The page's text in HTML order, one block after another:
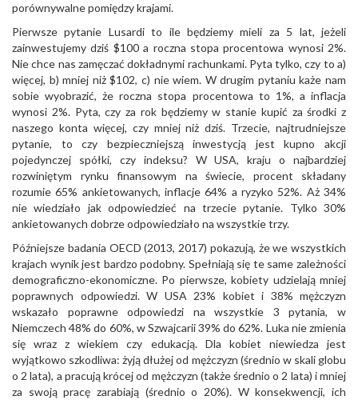
porównywalne pomiędzy krajami.
Pierwsze pytanie Lusardi to ile będziemy mieli za 5 lat, jeżeli
zainwestujemy dziś $100 a roczna stopa procentowa wynosi 2%.
Nie chce nas zamęczać dokładnymi rachunkami. Pyta tylko, czy to a)
więcej, b) mniej niż $102, c) nie wiem. W drugim pytaniu każe nam
sobie wyobrazić, że roczna stopa procentowa to 1%, a inflacja
wynosi 2%. Pyta, czy za rok będziemy w stanie kupić za środki z
naszego konta więcej, czy mniej niż dziś. Trzecie, najtrudniejsze
pytanie, to czy bezpieczniejszą inwestycją jest kupno akcji
pojedynczej spółki, czy indeksu? W USA, kraju o najbardziej
rozwiniętym rynku finansowym na świecie, procent składany
rozumie 65% ankietowanych, inflacje 64% a ryzyko 52%. Aż 34%
nie wiedziało jak odpowiedzieć na trzecie pytanie. Tylko 30%
ankietowanych dobrze odpowiedziało na wszystkie trzy.
Późniejsze badania OECD (2013, 2017) pokazują, że we wszystkich
krajach wynik jest bardzo podobny. Spełniają się te same zależności
demograficzno-ekonomiczne. Po pierwsze, kobiety udzielają mniej
poprawnych odpowiedzi. W USA 23% kobiet i 38% mężczyzn
wskazało poprawne odpowiedzi na wszystkie 3 pytania, w
Niemczech 48% do 60%, w Szwajcarii 39% do 62%. Luka nie zmienia
się wraz z wiekiem czy edukacją. Dla kobiet niewiedza jest
wyjątkowo szkodliwa: żyją dłużej od mężczyzn (średnio w skali globu
o 2 lata), a pracują krócej od mężczyzn (także średnio o 2 lata) i mniej
za swoją pracę zarabiają (średnio o 20%). W konsekwencji, ich